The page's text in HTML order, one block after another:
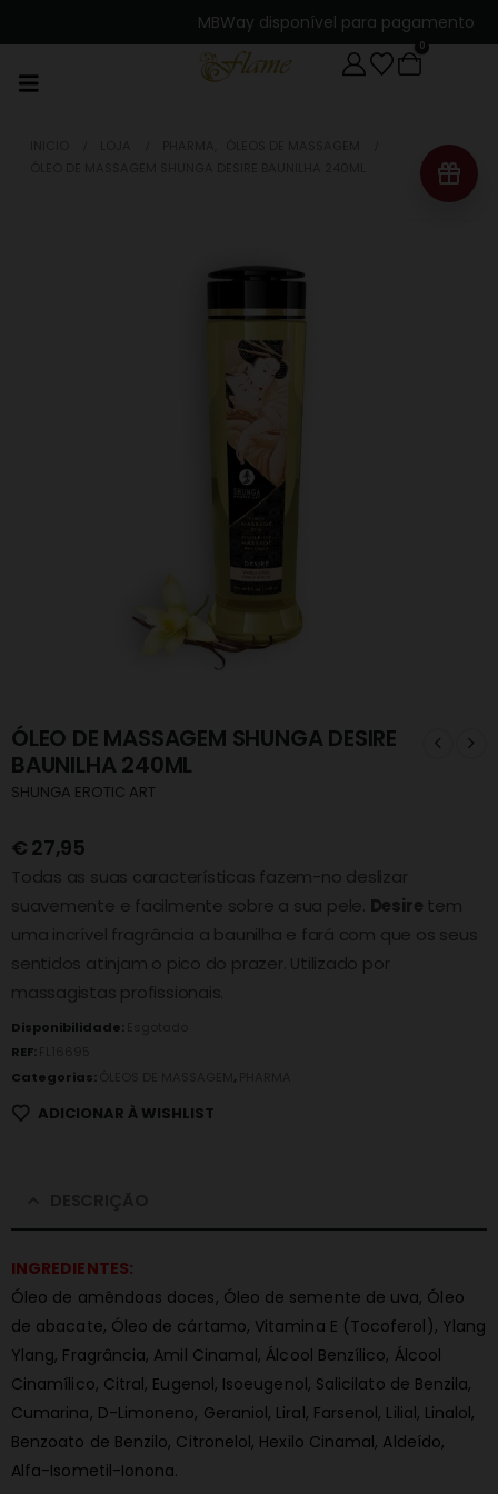
MBWay disponível para pagamento
0
ÓLEO DE MASSAGEM SHUNGA DESIRE
BAUNILHA 240ML
SHUNGA EROTIC ART
€ 27,95
Todas as suas características fazem-no deslizar
suavemente e facilmente sobre a sua pele. Desire tem
uma incrível fragrância a baunilha e fará com que os seus
sentidos atinjam o pico do prazer. Utilizado por
massagistas profissionais.
Disponibilidade:
REF:
Categorias:
,
ADICIONAR À WISHLIST
INGREDIENTES:
Óleo de amêndoas doces, Óleo de semente de uva, Óleo
de abacate, Óleo de cártamo, Vitamina E (Tocoferol), Ylang
Ylang, Fragrância, Amil Cinamal, Álcool Benzílico, Álcool
Cinamílico, Citral, Eugenol, Isoeugenol, Salicilato de Benzila,
Cumarina, D-Limoneno, Geraniol, Liral, Farsenol, Lilial, Linalol,
Benzoato de Benzilo, Citronelol, Hexilo Cinamal, Aldeído,
Alfa-Isometil-Ionona.